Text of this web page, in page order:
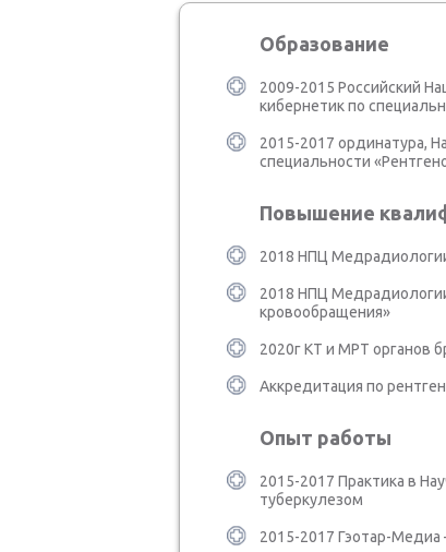
Образование
2009-2015 Российский
кибернетик по
2015-2017 ординатура,
специальности
Повышение
2018 НПЦ
2018 НПЦ
кровообращения»
2020г КТ и МРТ органов
Аккредитация по
Опыт работы
2015-2017 Практика в
туберкулезом
2015-2017 Гэотар-Медиа